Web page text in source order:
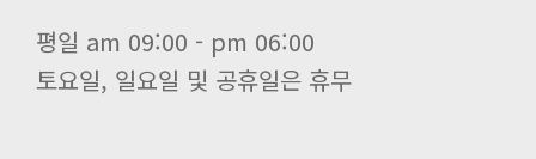
평일 am 09:00 - pm 06:00
토요일, 일요일 및 공휴일은 휴무